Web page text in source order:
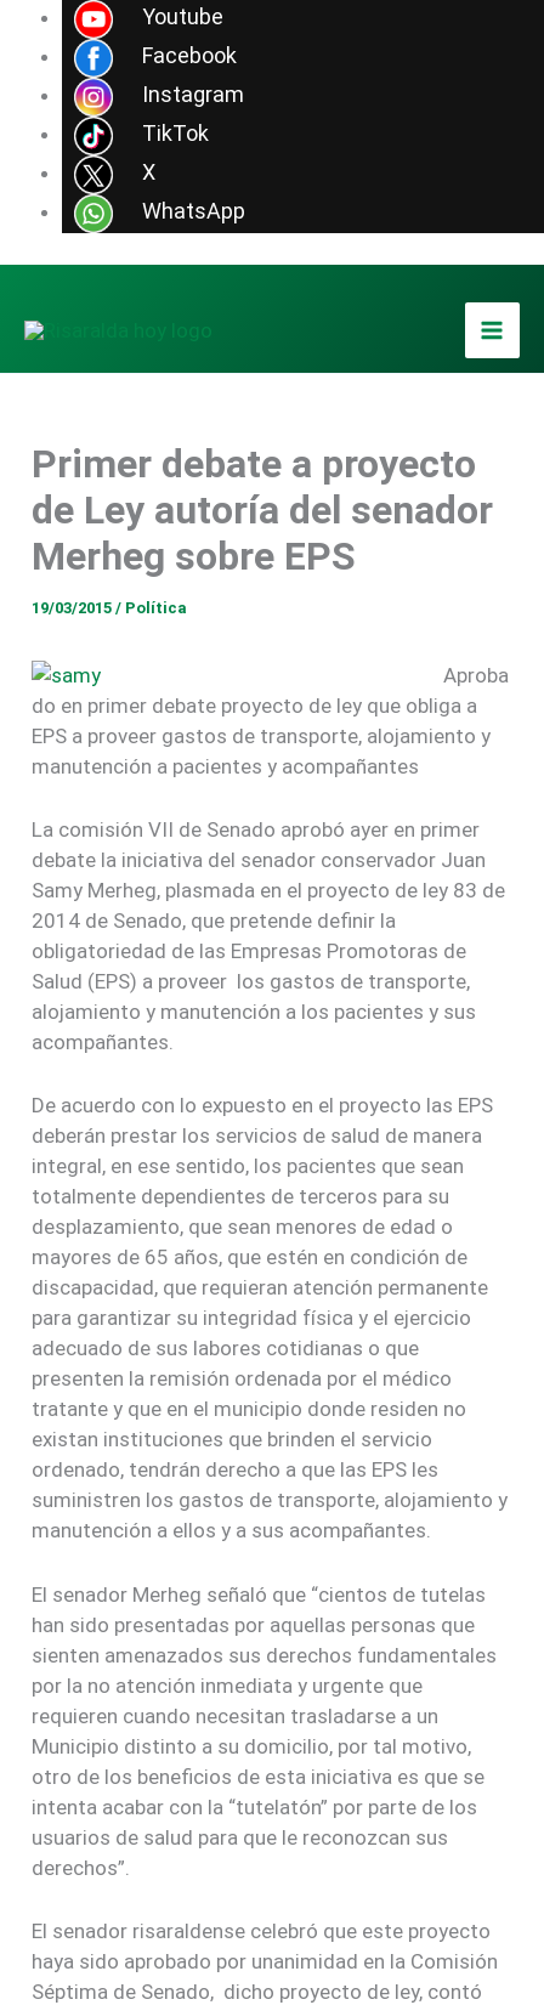
Youtube
Facebook
Instagram
TikTok
X
WhatsApp
contenido
Primer debate a proyecto
de Ley autoría del senador
Merheg sobre EPS
19/03/2015/ Política
Aproba
do en primer debate proyecto de ley que obliga a
EPS a proveer gastos de transporte, alojamiento y
manutención a pacientes y acompañantes
La comisión VII de Senado aprobó ayer en primer
debate la iniciativa del senador conservador Juan
Samy Merheg, plasmada en el proyecto de ley 83 de
2014 de Senado, que pretende definir la
obligatoriedad de las Empresas Promotoras de
Salud (EPS) a proveer los gastos de transporte,
alojamiento y manutención a los pacientes y sus
acompañantes.
De acuerdo con lo expuesto en el proyecto las EPS
deberán prestar los servicios de salud de manera
integral, en ese sentido, los pacientes que sean
totalmente dependientes de terceros para su
desplazamiento, que sean menores de edad o
mayores de 65 años, que estén en condición de
discapacidad, que requieran atención permanente
para garantizar su integridad física y el ejercicio
adecuado de sus labores cotidianas o que
presenten la remisión ordenada por el médico
tratante y que en el municipio donde residen no
existan instituciones que brinden el servicio
ordenado, tendrán derecho a que las EPS les
suministren los gastos de transporte, alojamiento y
manutención a ellos y a sus acompañantes.
El senador Merheg señaló que “cientos de tutelas
han sido presentadas por aquellas personas que
sienten amenazados sus derechos fundamentales
por la no atención inmediata y urgente que
requieren cuando necesitan trasladarse a un
Municipio distinto a su domicilio, por tal motivo,
otro de los beneficios de esta iniciativa es que se
intenta acabar con la “tutelatón” por parte de los
usuarios de salud para que le reconozcan sus
derechos”.
El senador risaraldense celebró que este proyecto
haya sido aprobado por unanimidad en la Comisión
Séptima de Senado, dicho proyecto de ley, contó